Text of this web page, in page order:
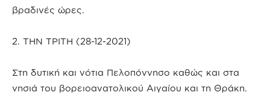
βραδινές ώρες.
2. ΤΗΝ ΤΡΙΤΗ (28-12-2021)
Στη δυτική και νότια Πελοπόννησο καθώς και στα
νησιά του βορειοανατολικού Αιγαίου και τη Θράκη.